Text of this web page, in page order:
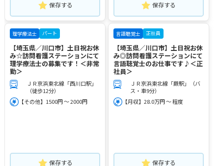
保存する 保存する
理学療法士 パート
【埼玉県／川口市】土日祝お休
み☆訪問看護ステーションにて
理学療法士の募集です！＜非常
勤＞
ＪＲ京浜東北線「西川口駅」
（徒歩12分）
【その他】1500円 ～ 2000円
保存する
言語聴覚士 正社員
【埼玉県／川口市】土日祝お休
み◎訪問看護ステーションにて
言語聴覚士のお仕事です♪＜正
社員＞
ＪＲ京浜東北線「蕨駅」（バ
ス・車9分）
【月収】28.0万円 ～ 程度
保存する